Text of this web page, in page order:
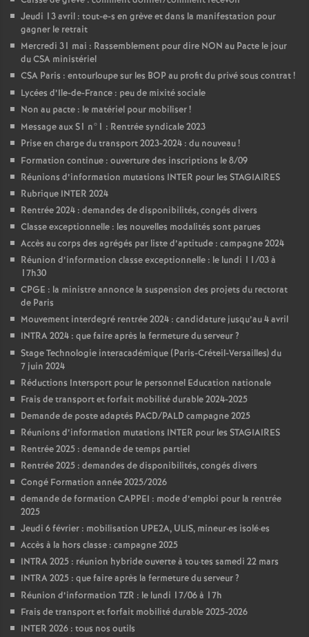
Jeudi 13 avril : tout-e-s en grève et dans la manifestation pour
gagner le retrait
Mercredi 31 mai : Rassemblement pour dire NON au Pacte le jour
du CSA ministériel
CSA Paris : entourloupe sur les BOP au profit du privé sous contrat!
Lycées d’Ile-de-France : peu de mixité sociale
Non au pacte : le matériel pour mobiliser!
Message aux S1 n°1 : Rentrée syndicale 2023
Prise en charge du transport 2023-2024 : du nouveau!
Formation continue : ouverture des inscriptions le 8/09
Réunions d’information mutations INTER pour les STAGIAIRES
Rubrique INTER 2024
Rentrée 2024 : demandes de disponibilités, congés divers
Classe exceptionnelle : les nouvelles modalités sont parues
Accès au corps des agrégés par liste d’aptitude : campagne 2024
Réunion d’information classe exceptionnelle : le lundi 11/03 à
17h30
CPGE : la ministre annonce la suspension des projets du rectorat
de Paris
Mouvement interdegré rentrée 2024 : candidature jusqu’au 4 avril
INTRA 2024 : que faire après la fermeture du serveur?
Stage Technologie interacadémique (Paris-Créteil-Versailles) du
7 juin 2024
Réductions Intersport pour le personnel Education nationale
Frais de transport et forfait mobilité durable 2024-2025
Demande de poste adaptés PACD/PALD campagne 2025
Réunions d’information mutations INTER pour les STAGIAIRES
Rentrée 2025 : demande de temps partiel
Rentrée 2025 : demandes de disponibilités, congés divers
Congé Formation année 2025/2026
demande de formation CAPPEI : mode d’emploi pour la rentrée
2025
Jeudi 6 février : mobilisation UPE2A, ULIS, mineur·es isolé·es
Accès à la hors classe : campagne 2025
INTRA 2025 : réunion hybride ouverte à tou·tes samedi 22 mars
INTRA 2025 : que faire après la fermeture du serveur?
Réunion d’information TZR : le lundi 17/06 à 17h
Frais de transport et forfait mobilité durable 2025-2026
INTER 2026 : tous nos outils